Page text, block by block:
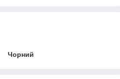
Чорний